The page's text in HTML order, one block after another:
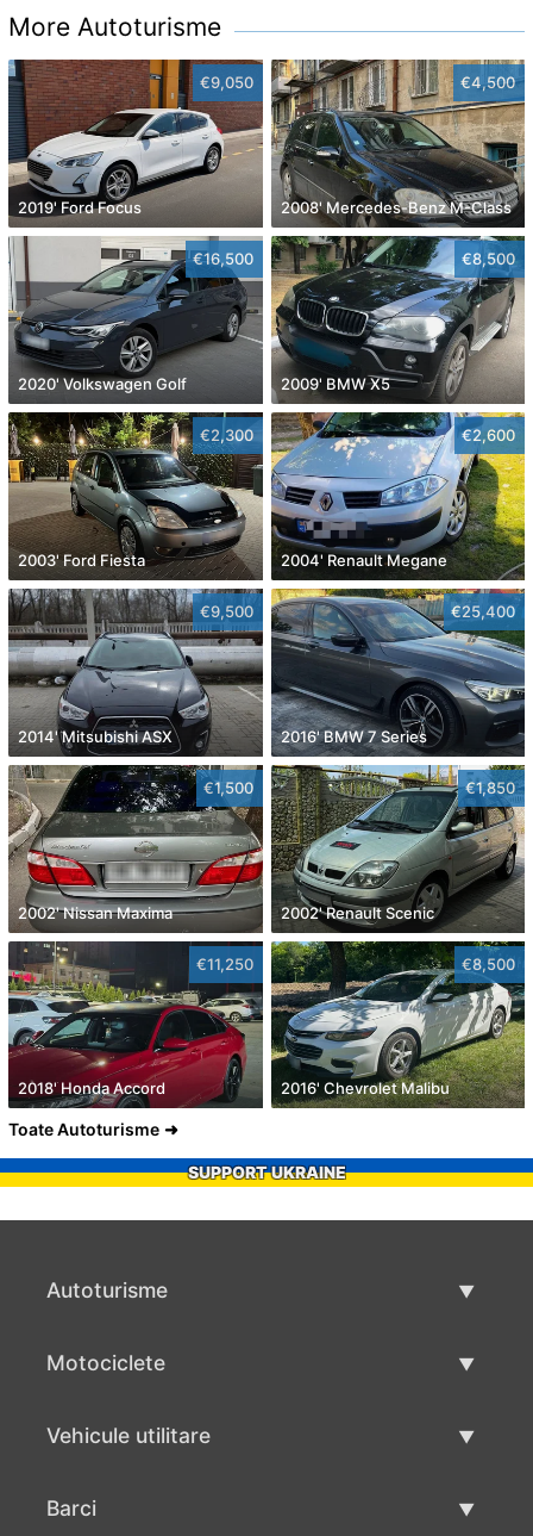
More Autoturisme
€9,050
2019' Ford Focus
€4,500
2008' Mercedes-Benz M-Class
€16,500
2020' Volkswagen Golf
€8,500
2009' BMW X5
€2,300
2003' Ford Fiesta
€2,600
2004' Renault Megane
€9,500
2014' Mitsubishi ASX
€25,400
2016' BMW 7 Series
€1,500
2002' Nissan Maxima
€1,850
2002' Renault Scenic
€11,250
2018' Honda Accord
€8,500
2016' Chevrolet Malibu
Toate Autoturisme
SUPPORT UKRAINE
Autoturisme
Motociclete
Vehicule utilitare
Barci